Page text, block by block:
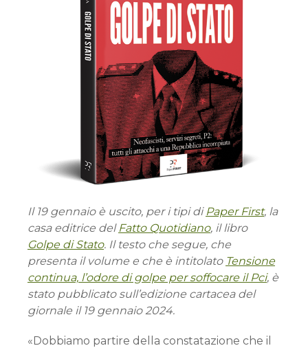
Il 19 gennaio è uscito, per i tipi di Paper First, la
casa editrice del Fatto Quotidiano, il libro
Golpe di Stato. Il testo che segue, che
presenta il volume e che è intitolato Tensione
continua, l’odore di golpe per soffocare il Pci, è
stato pubblicato sull’edizione cartacea del
giornale il 19 gennaio 2024.
«Dobbiamo partire della constatazione che il